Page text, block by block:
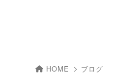
HOME ブログ